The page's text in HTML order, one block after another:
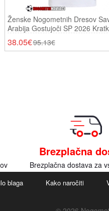
Ženske Nogometnih Dresov
Arabija Gostujoči SP 2026
38.05€95.13€
Brezplačna
Brezplačna dostava za
blaga Kako naročiti